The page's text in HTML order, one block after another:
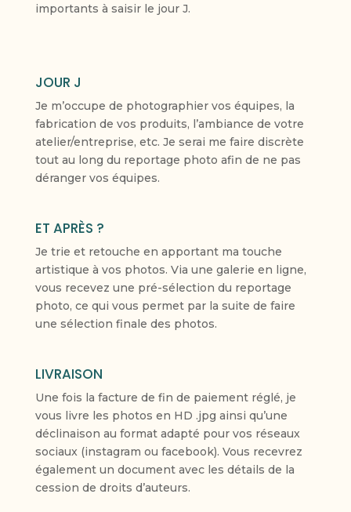
importants à saisir le jour J.
JOUR J
Je m’occupe de photographier vos équipes, la
fabrication de vos produits, l’ambiance de votre
atelier/entreprise, etc. Je serai me faire discrète
tout au long du reportage photo afin de ne pas
déranger vos équipes.
ET APRÈS ?
Je trie et retouche en apportant ma touche
artistique à vos photos. Via une galerie en ligne,
vous recevez une pré-sélection du reportage
photo, ce qui vous permet par la suite de faire
une sélection finale des photos.
LIVRAISON
Une fois la facture de fin de paiement réglé, je
vous livre les photos en HD .jpg ainsi qu’une
déclinaison au format adapté pour vos réseaux
sociaux (instagram ou facebook). Vous recevrez
également un document avec les détails de la
cession de droits d’auteurs.